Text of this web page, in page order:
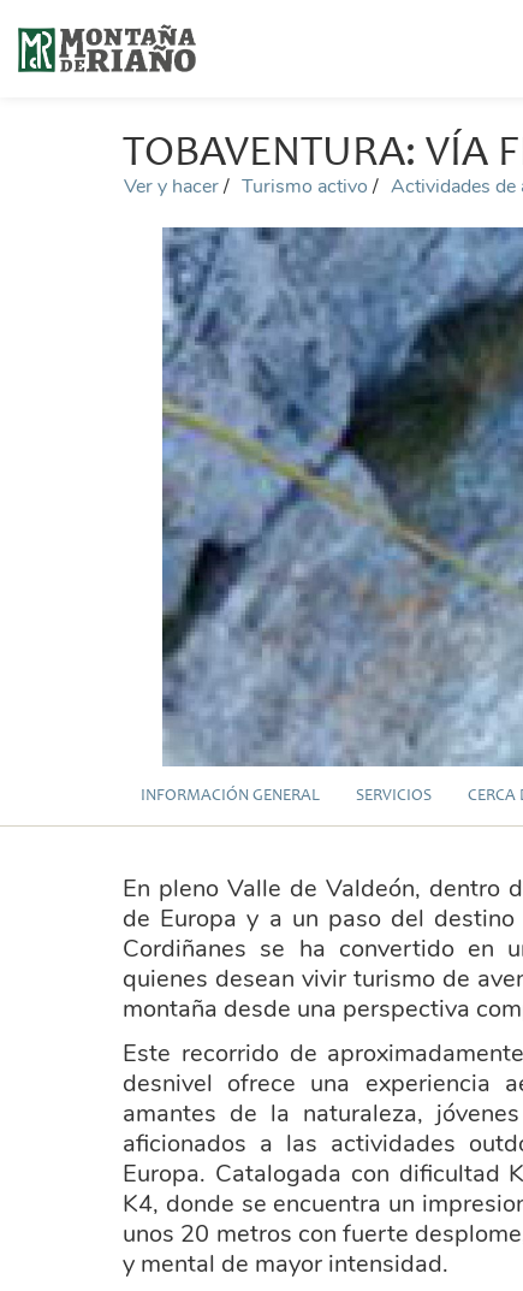
TOBAVENTURA: VÍA
Ver y hacer Turismo activo Actividades de
INFORMACIÓN GENERAL SERVICIOS CERCA
En pleno Valle de Valdeón, dentro
de Europa y a un paso del
Cordiñanes se ha convertido en
quienes desean vivir turismo de
montaña desde una perspectiva
Este recorrido de
desnivel ofrece una experiencia
amantes de la naturaleza,
aficionados a las actividades
Europa. Catalogada con dificultad
K4, donde se encuentra un
unos 20 metros con fuerte
y mental de mayor intensidad.